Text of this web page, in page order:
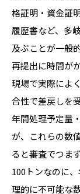
格証明・資金証
履歴書など、多
及ぶことが一般
再提出に時間が
現場で実際によ
合性で差戻しを
年間処理予定量
が、これらの数
ると審査でつま
100トンなのに
理的に不可能な